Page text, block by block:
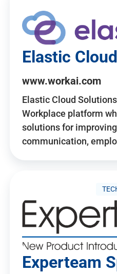
Elastic
www.workai.com
Elastic Cloud
Workplace platform
solutions for
communication,
Experteam